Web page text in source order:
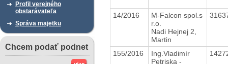
Profil verejného
obstarávateľa
Správa majetku
Chcem podať podnet
14/2016
M-Falcon spol.s
r.o.
Nadi Hejnej 2,
Martin
155/2016
Ing.Vladimír
Petriska -